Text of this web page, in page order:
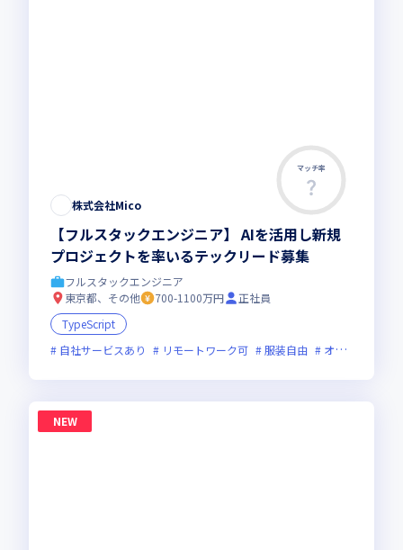
マッチ率
株式会社Mico
【フルスタックエンジニア】 AIを活用し新規
プロジェクトを率いるテックリード募集
フルスタックエンジニア
東京都、その他
700-1100万円
正社員
TypeScript
自社サービスあり
リモートワーク可 服装自由 オンライン選考可
NEW